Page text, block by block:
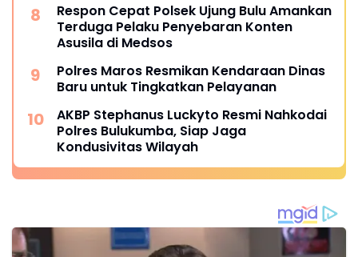
Respon Cepat Polsek Ujung Bulu Amankan
Terduga Pelaku Penyebaran Konten
Asusila di Medsos
Polres Maros Resmikan Kendaraan Dinas
Baru untuk Tingkatkan Pelayanan
AKBP Stephanus Luckyto Resmi Nahkodai
Polres Bulukumba, Siap Jaga
Kondusivitas Wilayah